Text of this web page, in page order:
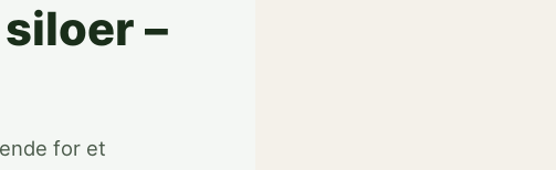
–
for et